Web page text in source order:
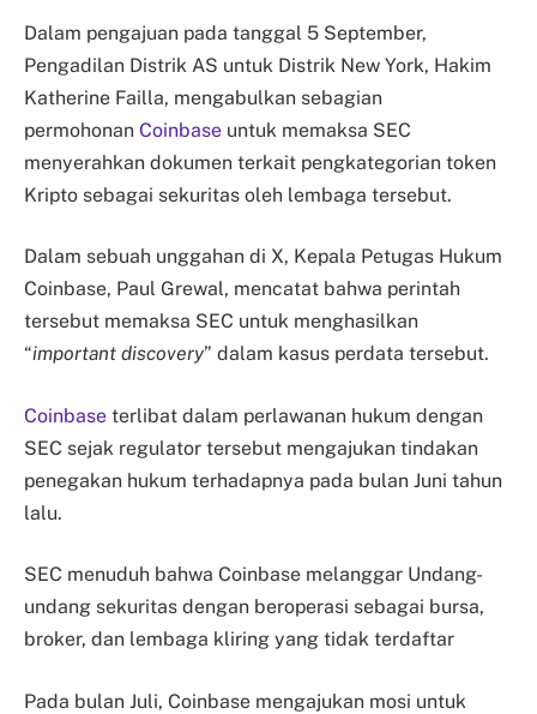
Dalam pengajuan pada tanggal 5 September,
Pengadilan Distrik AS untuk Distrik New York, Hakim
Katherine Failla, mengabulkan sebagian
permohonan Coinbase untuk memaksa SEC
menyerahkan dokumen terkait pengkategorian token
Kripto sebagai sekuritas oleh lembaga tersebut.
Dalam sebuah unggahan di X, Kepala Petugas Hukum
Coinbase, Paul Grewal, mencatat bahwa perintah
tersebut memaksa SEC untuk menghasilkan
“important discovery” dalam kasus perdata tersebut.
Coinbase terlibat dalam perlawanan hukum dengan
SEC sejak regulator tersebut mengajukan tindakan
penegakan hukum terhadapnya pada bulan Juni tahun
lalu.
SEC menuduh bahwa Coinbase melanggar Undang-
undang sekuritas dengan beroperasi sebagai bursa,
broker, dan lembaga kliring yang tidak terdaftar
Pada bulan Juli, Coinbase mengajukan mosi untuk